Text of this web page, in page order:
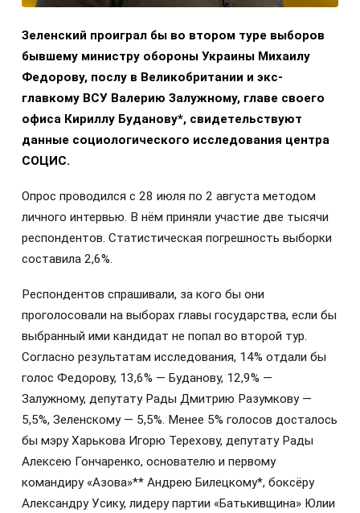
Зеленский проиграл бы во втором туре выборов
бывшему министру обороны Украины Михаилу
Федорову, послу в Великобритании и экс-
главкому ВСУ Валерию Залужному, главе своего
офиса Кириллу Буданову*, свидетельствуют
данные социологического исследования центра
СОЦИС.
Опрос проводился с 28 июля по 2 августа методом
личного интервью. В нём приняли участие две тысячи
респондентов. Статистическая погрешность выборки
составила 2,6%.
Респондентов спрашивали, за кого бы они
проголосовали на выборах главы государства, если бы
выбранный ими кандидат не попал во второй тур.
Согласно результатам исследования, 14% отдали бы
голос Федорову, 13,6% — Буданову, 12,9% —
Залужному, депутату Рады Дмитрию Разумкову —
5,5%, Зеленскому — 5,5%. Менее 5% голосов досталось
бы мэру Харькова Игорю Терехову, депутату Рады
Алексею Гончаренко, основателю и первому
командиру «Азова»** Андрею Билецкому*, боксёру
Александру Усику, лидеру партии «Батькивщина» Юлии